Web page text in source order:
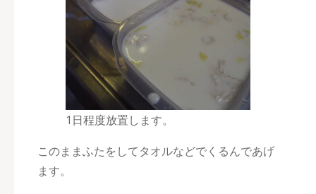
1日程度放置します。
このままふたをしてタオルなどでくるんであげ
ます。